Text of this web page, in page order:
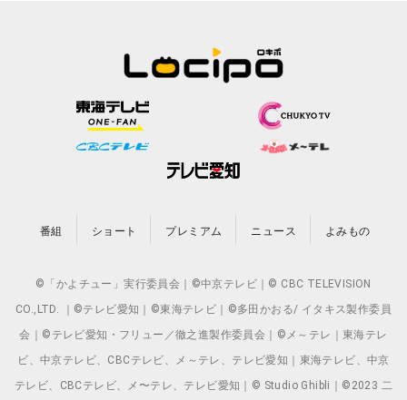
番組 ショート プレミアム ニュース よみもの
©「かよチュー」実行委員会｜©中京テレビ｜© CBC TELEVISION
CO.,LTD. ｜©テレビ愛知｜©東海テレビ｜©多田かおる/ イタキス製作委員
会｜©テレビ愛知・フリュー／徹之進製作委員会｜©メ～テレ｜東海テレ
ビ、中京テレビ、CBCテレビ、メ～テレ、テレビ愛知｜東海テレビ、中京
テレビ、CBCテレビ、メ〜テレ、テレビ愛知｜© Studio Ghibli｜©2023 二